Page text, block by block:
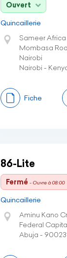
Ouvert
Quincaillerie
Sameer
Mombasa
Nairobi
Nairobi -
Fiche
86-Lite
Fermé - Ouvre à 08:00
Quincaillerie
Aminu Kano
Federal
Abuja -